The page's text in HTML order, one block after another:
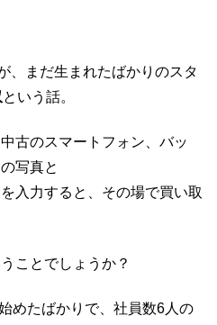
、まだ生まれたばかりのスタ
という話。
古のスマートフォン、バッ
写真と
入力すると、その場で買い取
ことでしょうか？
めたばかりで、社員数6人の